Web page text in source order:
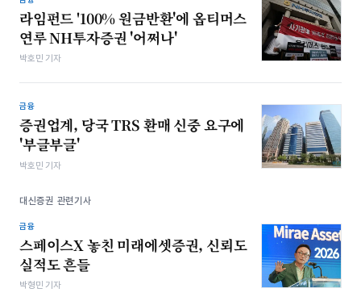
라임펀드 '100% 원금반환'에 옵티머스
연루 NH투자증권 '어쩌나'
박호민 기자
금융
증권업계, 당국 TRS 환매 신중 요구에
'부글부글'
박호민 기자
대신증권 관련기사
금융
스페이스X 놓친 미래에셋증권, 신뢰도
실적도 흔들
박형민 기자